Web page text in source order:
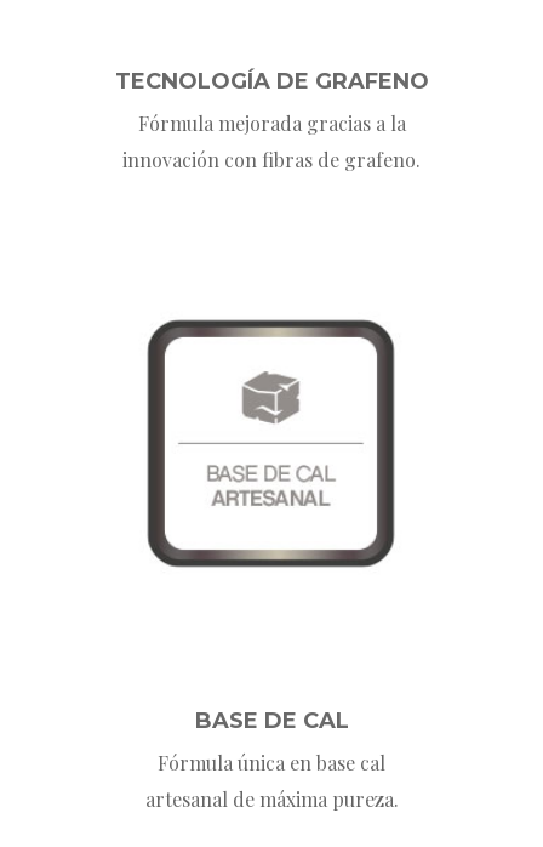
TECNOLOGÍA DE GRAFENO
Fórmula mejorada gracias a la
innovación con fibras de grafeno.
BASE DE CAL
Fórmula única en base cal
artesanal de máxima pureza.